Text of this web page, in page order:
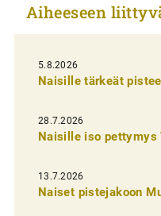
k
e
l
i
e
n
e
Aiheeseen
5.8.2026
Naisille tärkeät
28.7.2026
Naisille iso pettymys
13.7.2026
Naiset pistejakoon